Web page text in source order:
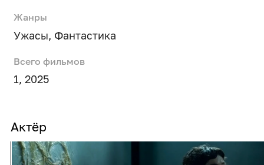
Жанры
Ужасы, Фантастика
Всего фильмов
1, 2025
Актёр